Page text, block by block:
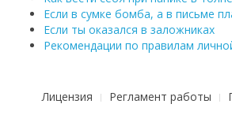
Если в сумке бомба, а в письме
Если ты оказался в заложниках
Рекомендации по правилам
Лицензия Регламент работы